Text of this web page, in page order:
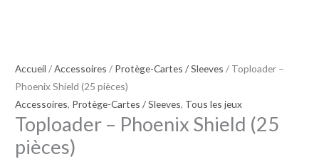
Accueil /Accessoires / Protège-Cartes / Sleeves / Toploader –
Phoenix Shield (25 pièces)
Accessoires, Protège-Cartes / Sleeves, Tous les jeux
Toploader – Phoenix Shield (25
pièces)